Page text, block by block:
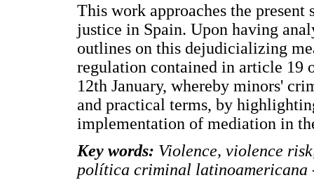
This work approaches the
justice in Spain. Upon having
outlines on this dejudicializing
regulation contained in article 19
12th January, whereby minors'
and practical terms, by
implementation of mediation in
Key words: Violence, violence
política criminal latinoamericana